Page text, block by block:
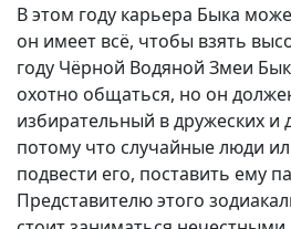
В этом году карьера Быка
он имеет всё, чтобы взять
году Чёрной Водяной Змеи
охотно общаться, но он
избирательный в дружеских и
потому что случайные люди
подвести его, поставить ему
Представителю этого